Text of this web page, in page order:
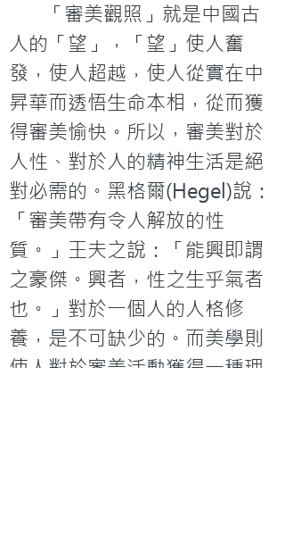
人的「望」，「望」使人奮
發，使人超越，使人從實在中
昇華而透悟生命本相，從而獲
得審美愉快。所以，審美對於
人性、對於人的精神生活是絕
對必需的。黑格爾(Hegel)說：
「審美帶有令人解放的性
質。」王夫之說：「能興即謂
之豪傑。興者，性之生乎氣者
也。」對於一個人的人格修
養，是不可缺少的。而美學則
使人對於審美活動獲得一種理